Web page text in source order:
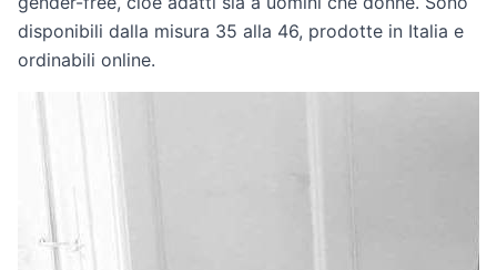
disponibili dalla misura 35 alla 46, prodotte in Italia e
ordinabili online.